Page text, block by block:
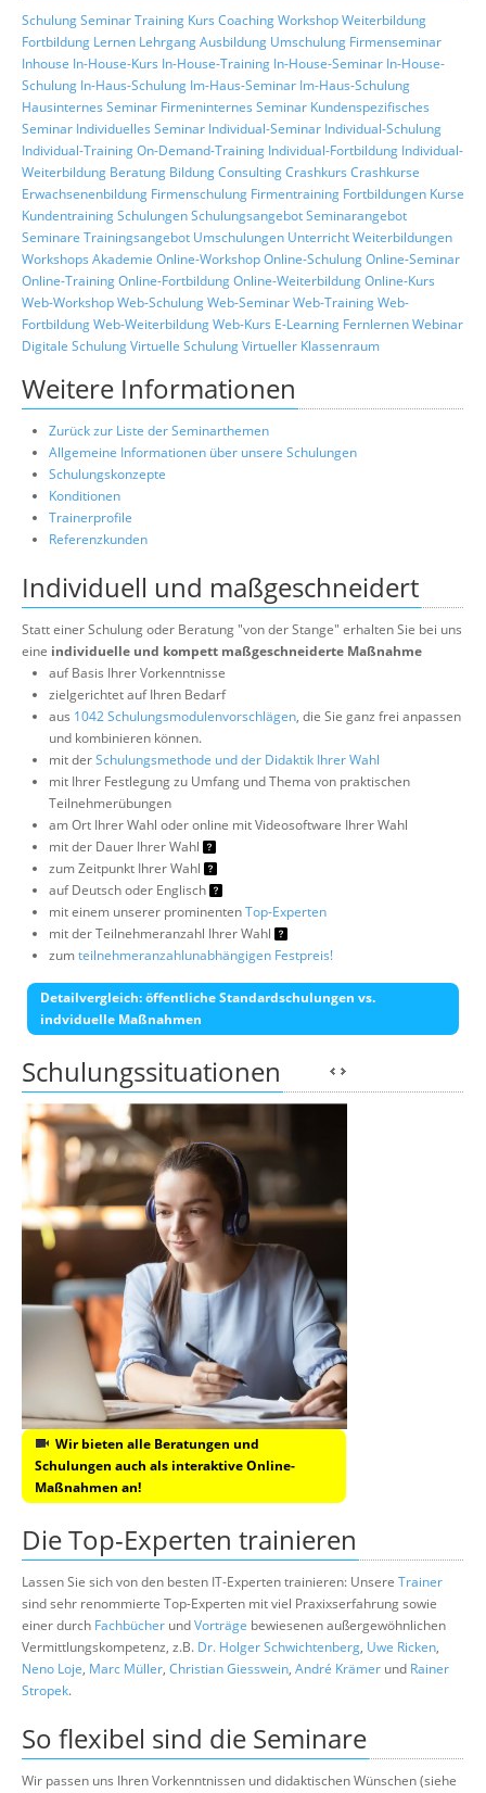
SchulungSeminarTraining Kurs CoachingWorkshopWeiterbildung
Fortbildung Lernen LehrgangAusbildung Umschulung Firmenseminar
Inhouse In-House-Kurs In-House-Training In-House-Seminar In-House-
Schulung In-Haus-Schulung Im-Haus-Seminar Im-Haus-Schulung
Hausinternes Seminar Firmeninternes Seminar Kundenspezifisches
Seminar Individuelles Seminar Individual-Seminar Individual-Schulung
Individual-TrainingOn-Demand-Training Individual-Fortbildung Individual-
Weiterbildung Beratung BildungConsultingCrashkurs Crashkurse
Erwachsenenbildung Firmenschulung Firmentraining Fortbildungen Kurse
KundentrainingSchulungenSchulungsangebotSeminarangebot
Seminare Trainingsangebot Umschulungen UnterrichtWeiterbildungen
Workshops Akademie Online-WorkshopOnline-SchulungOnline-Seminar
Online-TrainingOnline-FortbildungOnline-WeiterbildungOnline-Kurs
Web-WorkshopWeb-SchulungWeb-SeminarWeb-TrainingWeb-
FortbildungWeb-WeiterbildungWeb-Kurs E-Learning FernlernenWebinar
Digitale SchulungVirtuelle SchulungVirtueller Klassenraum
Weitere Informationen
Zurück zur Liste der Seminarthemen
Allgemeine Informationen über unsere Schulungen
Schulungskonzepte
Konditionen
Trainerprofile
Referenzkunden
Individuell und maßgeschneidert
Statt einer Schulung oder Beratung "von der Stange" erhalten Sie bei uns
eine individuelle und kompett maßgeschneiderte Maßnahme
auf Basis Ihrer Vorkenntnisse
zielgerichtet auf Ihren Bedarf
aus 1042 Schulungsmodulenvorschlägen, die Sie ganz frei anpassen
und kombinieren können.
mit derSchulungsmethode und der Didaktik Ihrer Wahl
mit Ihrer Festlegung zu Umfang und Thema von praktischen
Teilnehmerübungen
am Ort Ihrer Wahl oder online mit Videosoftware Ihrer Wahl
mit der Dauer Ihrer Wahl
zum Zeitpunkt Ihrer Wahl
auf Deutsch oder Englisch
mit einem unserer prominentenTop-Experten
mit der Teilnehmeranzahl Ihrer Wahl
zumteilnehmeranzahlunabhängigen Festpreis!
Detailvergleich: öffentliche Standardschulungen vs.
indviduelle Maßnahmen
Schulungssituationen
Wir bieten alle Beratungen und
Schulungen auch als interaktive Online-
Maßnahmen an!
Die Top-Experten trainieren
Lassen Sie sich von den besten IT-Experten trainieren: Unsere Trainer
sind sehr renommierte Top-Experten mit viel Praxixserfahrung sowie
einer durch Fachbücher undVorträge bewiesenen außergewöhnlichen
Vermittlungskompetenz, z.B. Dr. Holger Schwichtenberg, Uwe Ricken,
Neno Loje, Marc Müller, Christian Giesswein, André Krämer und Rainer
Stropek.
So flexibel sind die Seminare
Wir passen uns Ihren Vorkenntnissen und didaktischen Wünschen (siehe